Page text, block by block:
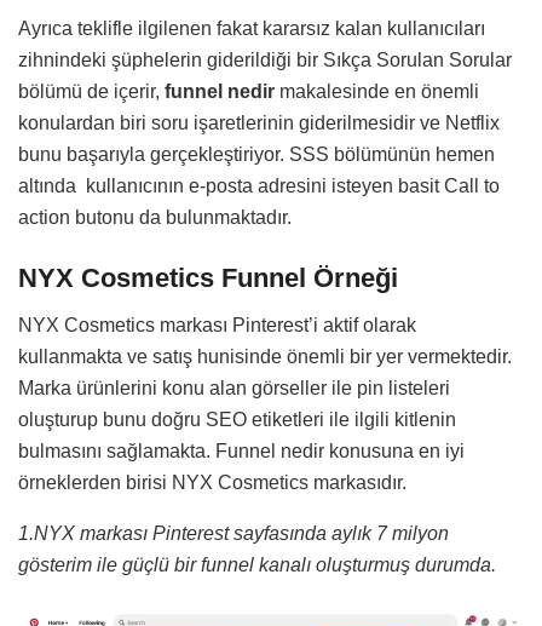
Ayrıca teklifle ilgilenen fakat kararsız kalan kullanıcıları
zihnindeki şüphelerin giderildiği bir Sıkça Sorulan Sorular
bölümü de içerir, funnel nedir makalesinde en önemli
konulardan biri soru işaretlerinin giderilmesidir ve Netflix
bunu başarıyla gerçekleştiriyor. SSS bölümünün hemen
altında kullanıcının e-posta adresini isteyen basit Call to
action butonu da bulunmaktadır.
NYX Cosmetics Funnel Örneği
NYX Cosmetics markası Pinterest’i aktif olarak
kullanmakta ve satış hunisinde önemli bir yer vermektedir.
Marka ürünlerini konu alan görseller ile pin listeleri
oluşturup bunu doğru SEO etiketleri ile ilgili kitlenin
bulmasını sağlamakta. Funnel nedir konusuna en iyi
örneklerden birisi NYX Cosmetics markasıdır.
1.NYX markası Pinterest sayfasında aylık 7 milyon
gösterim ile güçlü bir funnel kanalı oluşturmuş durumda.